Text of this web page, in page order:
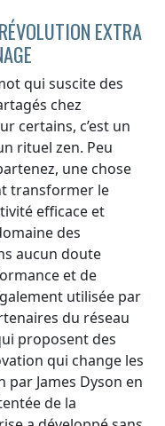
EXTRA
qui suscite des
chez
certains, c’est un
rituel zen. Peu
une chose
transformer le
efficace et
des
aucun doute
et de
utilisée par
du réseau
proposent des
qui change les
par James Dyson en
de la